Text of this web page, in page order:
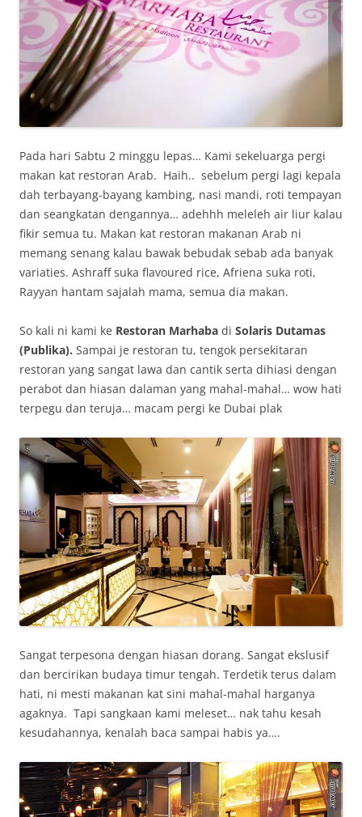
Pada hari Sabtu 2 minggu lepas… Kami sekeluarga pergi
makan kat restoran Arab. Haih.. sebelum pergi lagi kepala
dah terbayang-bayang kambing, nasi mandi, roti tempayan
dan seangkatan dengannya… adehhh meleleh air liur kalau
fikir semua tu. Makan kat restoran makanan Arab ni
memang senang kalau bawak bebudak sebab ada banyak
variaties. Ashraff suka flavoured rice, Afriena suka roti,
Rayyan hantam sajalah mama, semua dia makan.
So kali ni kami ke Restoran Marhaba di Solaris Dutamas
(Publika). Sampai je restoran tu, tengok persekitaran
restoran yang sangat lawa dan cantik serta dihiasi dengan
perabot dan hiasan dalaman yang mahal-mahal… wow hati
terpegu dan teruja… macam pergi ke Dubai plak
Sangat terpesona dengan hiasan dorang. Sangat ekslusif
dan bercirikan budaya timur tengah. Terdetik terus dalam
hati, ni mesti makanan kat sini mahal-mahal harganya
agaknya. Tapi sangkaan kami meleset… nak tahu kesah
kesudahannya, kenalah baca sampai habis ya….